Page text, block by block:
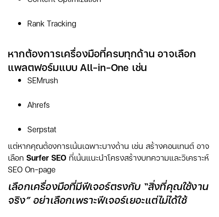
Rank Tracking
หากต้องการเครื่องมือที่ครบทุกด้าน อาจเลือก
แพลตฟอร์มแบบ All-in-One เช่น
SEMrush
Ahrefs
Serpstat
แต่หากคุณต้องการเน้นเฉพาะบางด้าน เช่น สร้างคอนเทนต์ อาจ
เลือก Surfer SEO ที่เน้นแนะนำโครงสร้างบทความและวิเคราะห์
SEO On-page
เลือกเครื่องมือที่มีฟีเจอร์ตรงกับ “สิ่งที่คุณใช้งาน
จริง” อย่าเลือกเพราะฟีเจอร์เยอะแต่ไม่ได้ใช้